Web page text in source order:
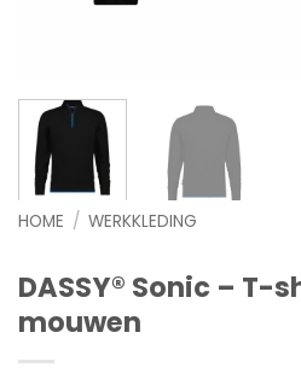
HOME / WERKKLEDING
DASSY® Sonic – T-
mouwen